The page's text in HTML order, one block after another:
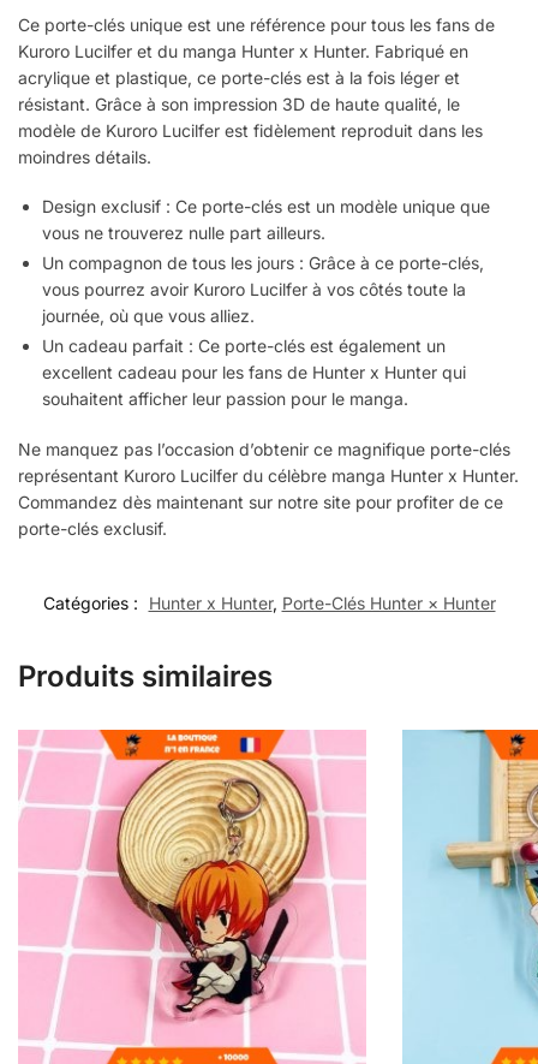
Ce porte-clés unique est une référence pour tous les fans de
Kuroro Lucilfer et du manga Hunter x Hunter. Fabriqué en
acrylique et plastique, ce porte-clés est à la fois léger et
résistant. Grâce à son impression 3D de haute qualité, le
modèle de Kuroro Lucilfer est fidèlement reproduit dans les
moindres détails.
Design exclusif : Ce porte-clés est un modèle unique que
vous ne trouverez nulle part ailleurs.
Un compagnon de tous les jours : Grâce à ce porte-clés,
vous pourrez avoir Kuroro Lucilfer à vos côtés toute la
journée, où que vous alliez.
Un cadeau parfait : Ce porte-clés est également un
excellent cadeau pour les fans de Hunter x Hunter qui
souhaitent afficher leur passion pour le manga.
Ne manquez pas l’occasion d’obtenir ce magnifique porte-clés
représentant Kuroro Lucilfer du célèbre manga Hunter x Hunter.
Commandez dès maintenant sur notre site pour profiter de ce
porte-clés exclusif.
Catégories : Hunter x Hunter, Porte-Clés Hunter × Hunter
Produits similaires